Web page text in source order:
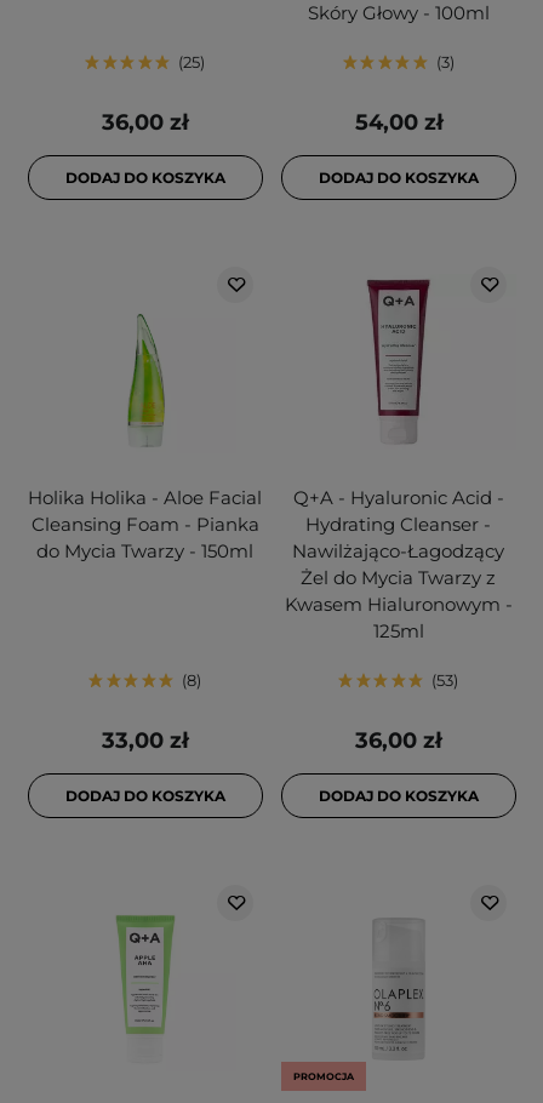
25
36,00 zł
DODAJ DO KOSZYKA
Skóry Głowy - 100ml
3
54,00 zł
DODAJ DO KOSZYKA
Holika Holika - Aloe Facial
Cleansing Foam - Pianka
do Mycia Twarzy - 150ml
8
33,00 zł
DODAJ DO KOSZYKA
Q+A - Hyaluronic Acid -
Hydrating Cleanser -
Nawilżająco-Łagodzący
Żel do Mycia Twarzy z
Kwasem Hialuronowym -
125ml
53
36,00 zł
DODAJ DO KOSZYKA
PROMOCJA